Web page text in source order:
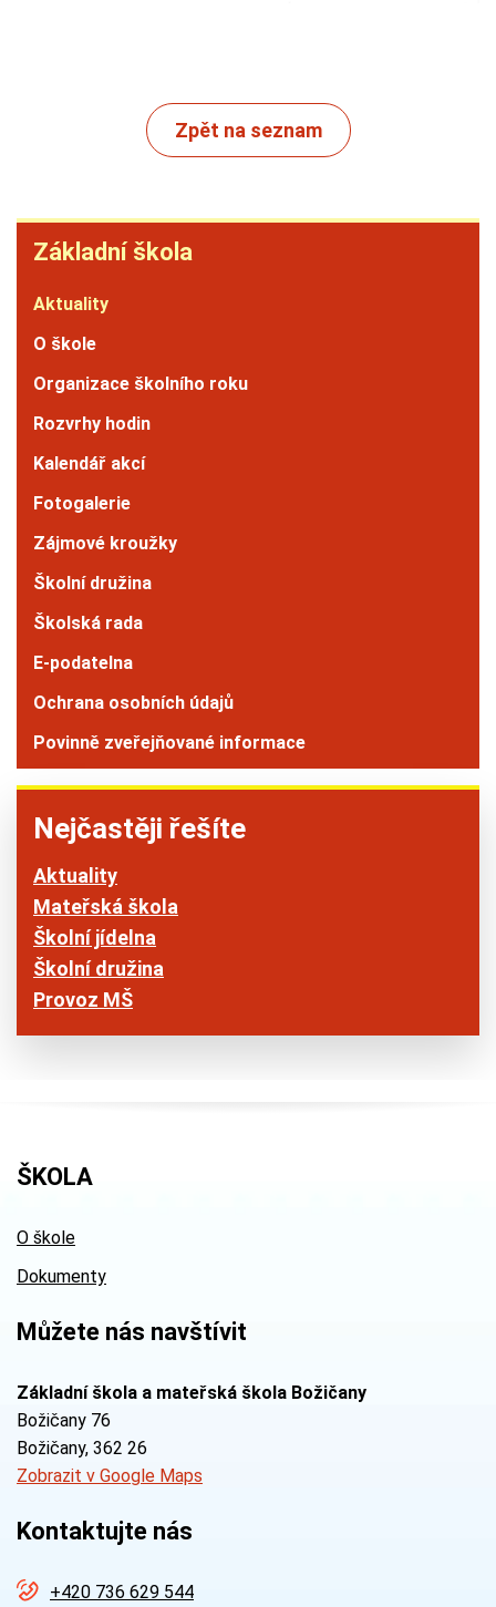
Základní
škola
Základní škola
Aktuality
O škole
Organizace školního roku
Rozvrhy hodin
Kalendář akcí
Fotogalerie
Zájmové kroužky
Školní družina
Školská rada
E-podatelna
Ochrana osobních údajů
Povinně zveřejňované informace
Nejčastěji řešíte
Aktuality
Mateřská škola
Školní jídelna
Školní družina
Provoz MŠ
Zpět na seznam
ŠKOLA
O škole
Dokumenty
Můžete nás navštívit
Základní škola a mateřská škola Božičany
Božičany 76
Božičany, 362 26
Zobrazit v Google Maps
Kontaktujte nás
+420 736 629 544